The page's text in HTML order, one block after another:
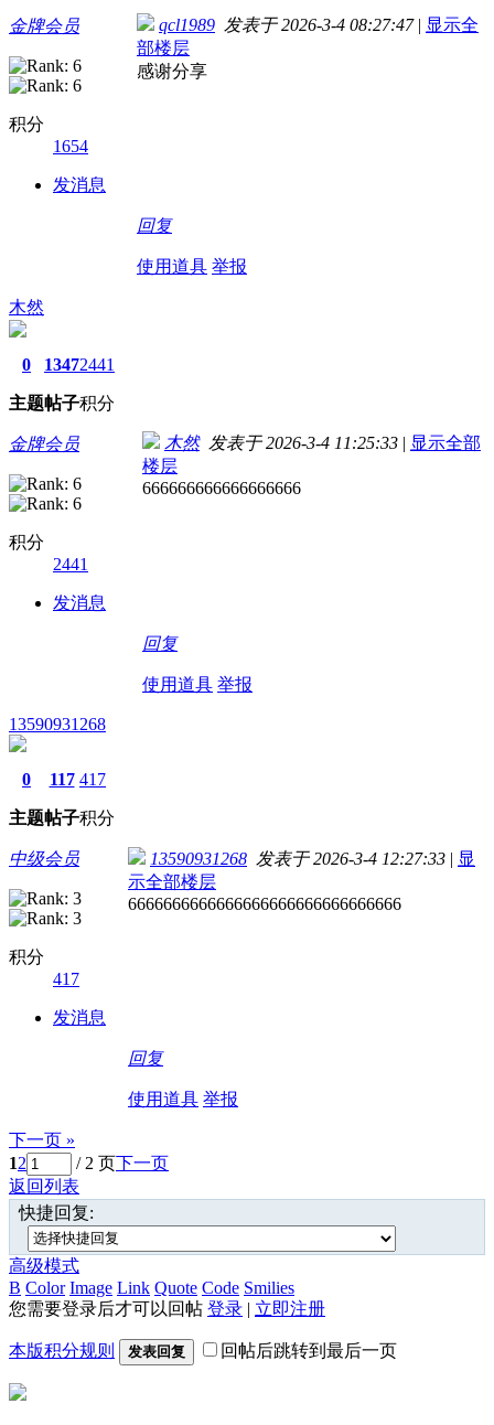
金牌会员
积分
1654
发消息
qcl1989 发表于 2026-3-4 08:27:47 | 显示全
部楼层
感谢分享
回复
使用道具 举报
木然
0
主题
1347
帖子
2441
积分
金牌会员
积分
2441
发消息
木然发表于 2026-3-4 11:25:33 | 显示全部
楼层
666666666666666666
回复
使用道具 举报
13590931268
0
主题
117
帖子
417
积分
中级会员
积分
417
发消息
13590931268 发表于 2026-3-4 12:27:33 | 显
示全部楼层
6666666666666666666666666666666
回复
使用道具 举报
下一页 »
12 / 2 页下一页
返回列表
快捷回复:
高级模式
B Color Image Link Quote Code Smilies
您需要登录后才可以回帖 登录 | 立即注册
本版积分规则 发表回复 回帖后跳转到最后一页